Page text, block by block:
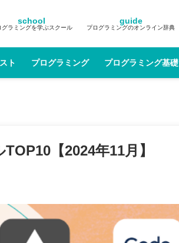
school
グラミングを学ぶスクール
guide
プログラミングのオンライン辞典
ト プログラミング プログラミング基礎
【2024年11月】